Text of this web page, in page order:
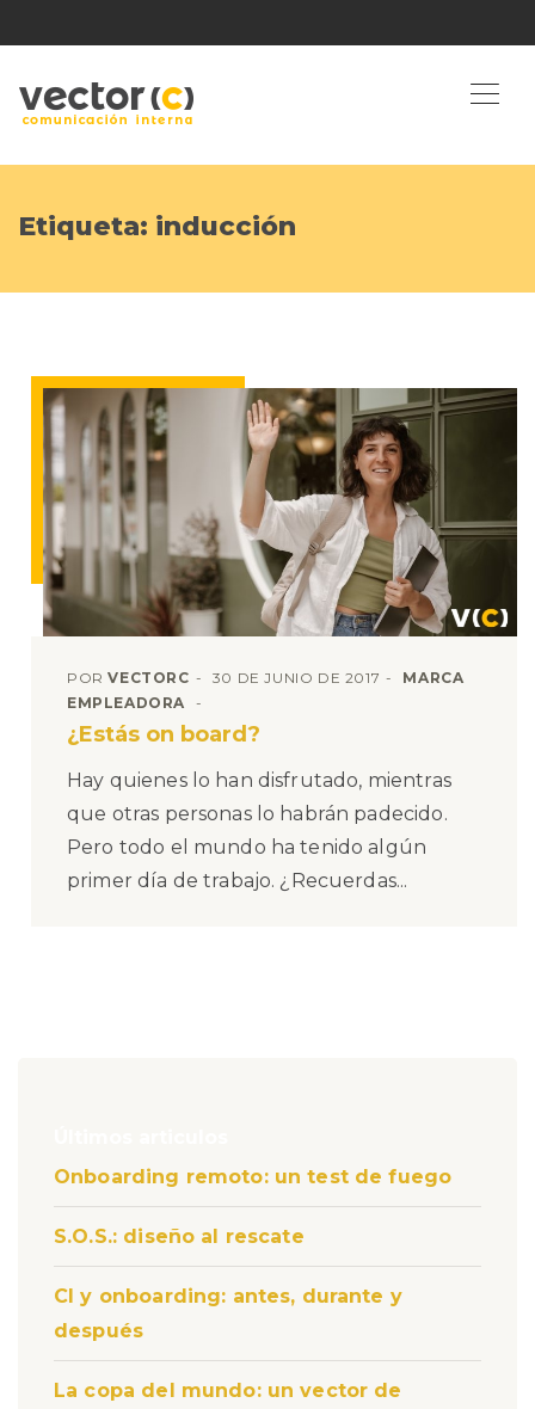
Etiqueta: inducción
PORVECTORC 30 DE JUNIO DE 2017
MARCA
EMPLEADORA
¿Estás on board?
Hay quienes lo han disfrutado, mientras
que otras personas lo habrán padecido.
Pero todo el mundo ha tenido algún
primer día de trabajo. ¿Recuerdas...
Onboarding remoto: un test de fuego
S.O.S.: diseño al rescate
CI y onboarding: antes, durante y
después
La copa del mundo: un vector de